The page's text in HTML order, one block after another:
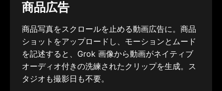
商品広告
商品写真をスクロールを止める動画広告に。商品
ショットをアップロードし、モーションとムード
を記述すると、Grok 画像から動画がネイティブ
オーディオ付きの洗練されたクリップを生成。ス
タジオも撮影日も不要。